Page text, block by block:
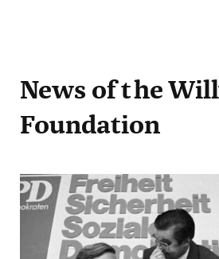
News of the
Foundation